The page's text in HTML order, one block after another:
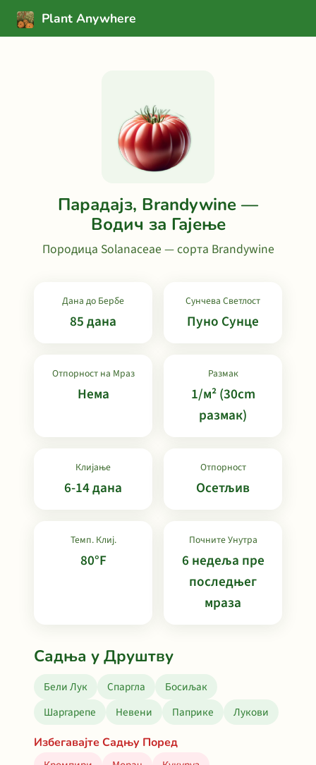
Plant Anywhere
Парадајз, Brandywine —
Водич за Гајење
Породица Solanaceae — сорта Brandywine
Дана до Бербе
85 дана
Сунчева Светлост
Пуно Сунце
Отпорност на Мраз
Нема
Размак
1/м² (30cm
размак)
Клијање
6-14 дана
Отпорност
Осетљив
Темп. Клиј.
80°F
Почните Унутра
6 недеља пре
последњег
мраза
Садња у Друштву
Бели Лук Спаргла
Босиљак
Шаргарепе
Невени Паприке
Лукови
Избегавајте Садњу Поред